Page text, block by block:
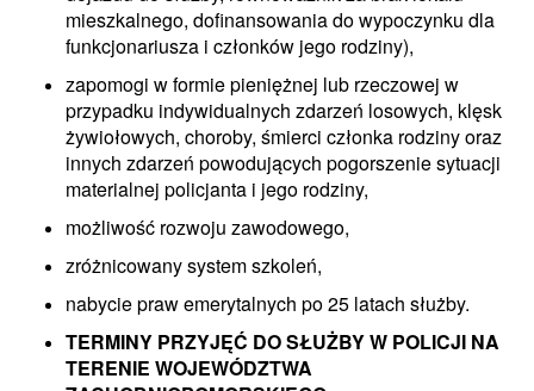
mieszkalnego, dofinansowania do wypoczynku dla
funkcjonariusza i członków jego rodziny),
zapomogi w formie pieniężnej lub rzeczowej w
przypadku indywidualnych zdarzeń losowych, klęsk
żywiołowych, choroby, śmierci członka rodziny oraz
innych zdarzeń powodujących pogorszenie sytuacji
materialnej policjanta i jego rodziny,
możliwość rozwoju zawodowego,
zróżnicowany system szkoleń,
nabycie praw emerytalnych po 25 latach służby.
TERMINY PRZYJĘĆ DO SŁUŻBY W POLICJI NA
TERENIE WOJEWÓDZTWA